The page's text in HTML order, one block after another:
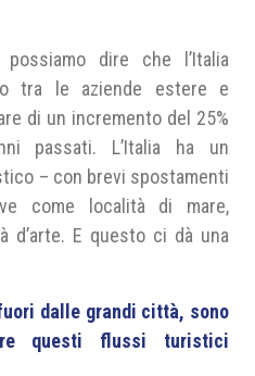
dire che l’Italia
tra le aziende estere e
di un incremento del 25%
passati. L’Italia ha un
– con brevi spostamenti
come località di mare,
d’arte. E questo ci dà una
dalle grandi città, sono
questi flussi turistici